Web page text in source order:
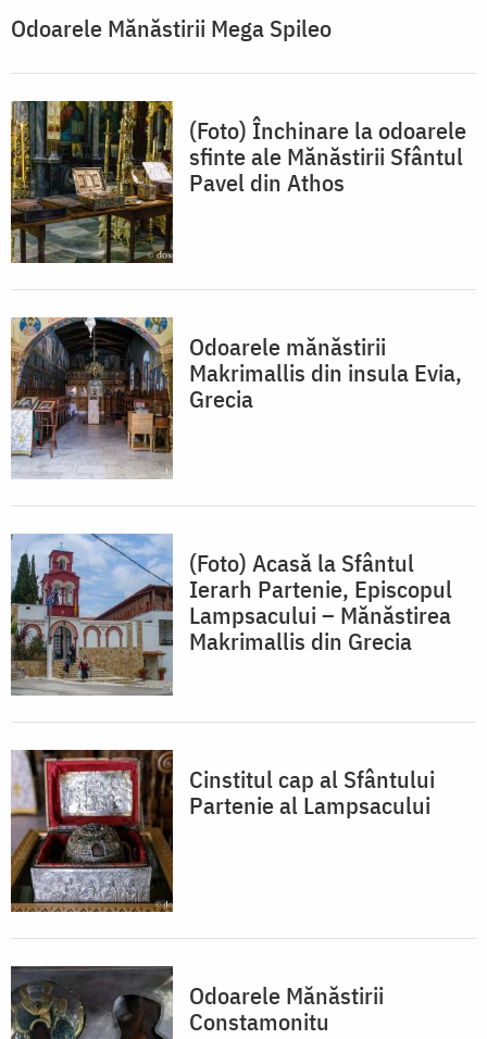
Odoarele Mănăstirii Mega Spileo
(Foto) Închinare la odoarele
sfinte ale Mănăstirii Sfântul
Pavel din Athos
Odoarele mănăstirii
Makrimallis din insula Evia,
Grecia
(Foto) Acasă la Sfântul
Ierarh Partenie, Episcopul
Lampsacului – Mănăstirea
Makrimallis din Grecia
Cinstitul cap al Sfântului
Partenie al Lampsacului
Odoarele Mănăstirii
Constamonitu